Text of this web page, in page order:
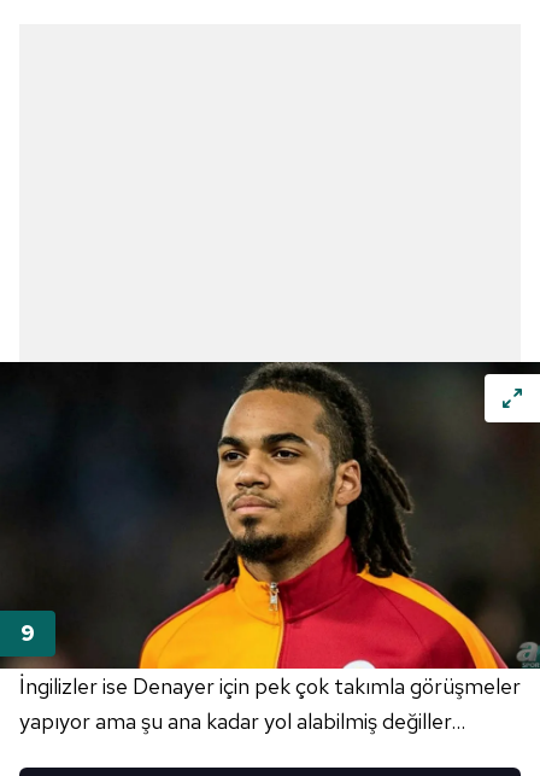
İngilizler ise Denayer için pek çok takımla görüşmeler
yapıyor ama şu ana kadar yol alabilmiş değiller...